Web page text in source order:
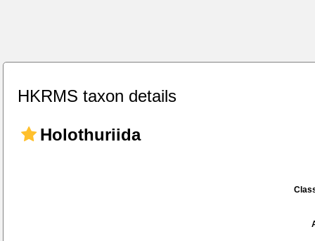
HKRMS taxon details
Holothuriida